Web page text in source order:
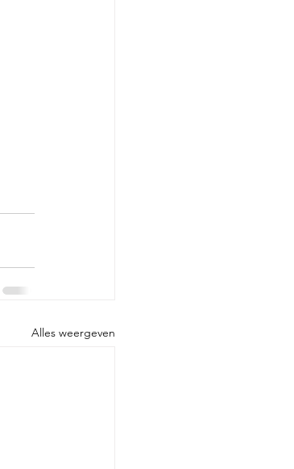
Alles weergeven